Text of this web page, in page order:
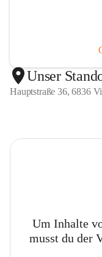
Unser
Hauptstraße 36, 6836
Um Inhalte
musst du der